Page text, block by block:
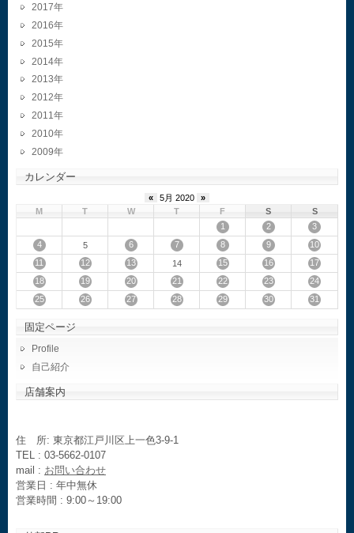
2017
2016
2015
2014
2013
2012
2011
2010
2009
カレンダー
« 5月 2020
»
M
T W T F S
S
1
2
3
4
5 6 7 8 9
10
11
12 13 14 15 16
17
18
19 20 21 22 23
24
25
26 27 28 29 30 31
固定ページ
Profile
自己紹介
店舗案内
住 所: 東京都江戸川区上一色3-9-1
TEL : 03-5662-0107
mail : お問い合わせ
営業日 : 年中無休
営業時間 : 9:00～19:00